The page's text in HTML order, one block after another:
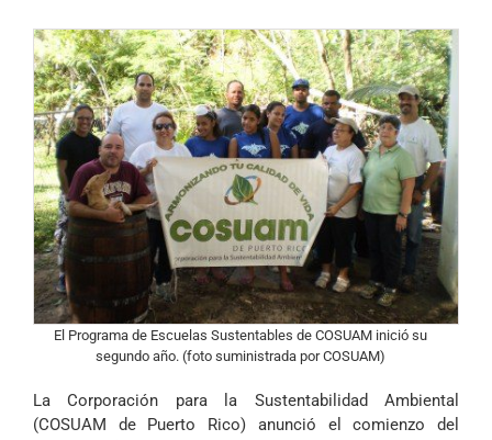
El Programa de Escuelas Sustentables de COSUAM inició su
segundo año. (foto suministrada por COSUAM)
La Corporación para la Sustentabilidad Ambiental
(COSUAM de Puerto Rico) anunció el comienzo del